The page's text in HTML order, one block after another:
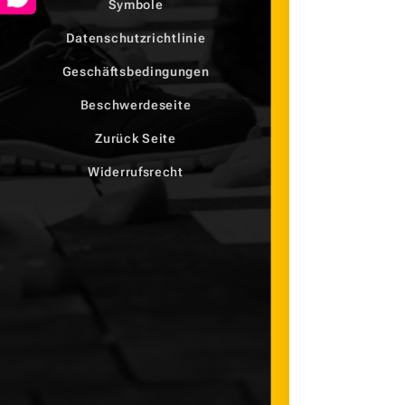
Symbole
Datenschutzrichtlinie
Geschäftsbedingungen
Beschwerdeseite
Zurück Seite
Widerrufsrecht